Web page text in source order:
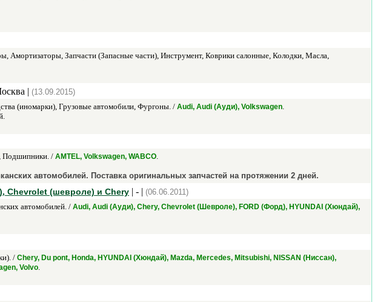
Амортизаторы, Запчасти (Запасные части), Инструмент, Коврики салонные, Колодки, Масла,
| (13.09.2015)
(иномарки), Грузовые автомобили, Фургоны. / Audi, Audi (Ауди), Volkswagen.
Подшипники. / AMTEL, Volkswagen, WABCO.
автомобилей. Поставка оригинальных запчастей на протяжении 2 дней.
Сhevrolet (шевроле) и Chery | - | (06.06.2011)
автомобилей. / Audi, Audi (Ауди), Chery, Chevrolet (Шевроле), FORD (Форд), HYUNDAI (Хюндай),
/ Chery, Du pont, Honda, HYUNDAI (Хюндай), Mazda, Mercedes, Mitsubishi, NISSAN (Ниссан),
Volvo.